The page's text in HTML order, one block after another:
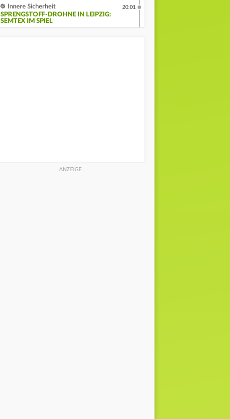
Innere Sicherheit
SPRENGSTOFF-DROHNE IN LEIPZIG:
SEMTEX IM SPIEL
20:01